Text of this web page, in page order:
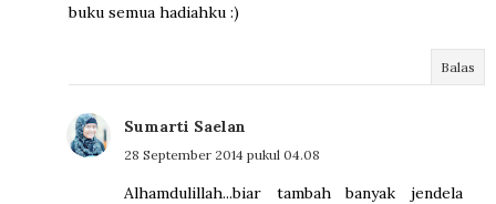
buku semua hadiahku :)
Balas
Sumarti Saelan
28 September 2014 pukul 04.08
Alhamdulillah...biar tambah banyak jendela